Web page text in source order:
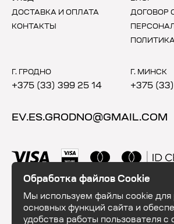
ДОСТАВКА И ОПЛАТА
КОНТАКТЫ
ДОГОВОР
ПОЛИТИКА
Г. ГРОДНО
+375 (33) 399 25 14
Г. МИНСК
+375
EV.ES.GRODNO@GMAIL.COM
Обработка файлов Cookie
Мы используем файлы cookie для
основных функций сайта и
удобства работы пользователя с